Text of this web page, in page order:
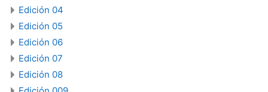
Edición 04
Edición 05
Edición 06
Edición 07
Edición 08